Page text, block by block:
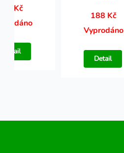
70 Kč
Detail
188 Kč
Vyprodáno
Detail